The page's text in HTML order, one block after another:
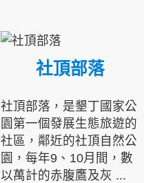
社頂部落
社頂部落，是墾丁國家公
園第一個發展生態旅遊的
社區，鄰近的社頂自然公
園，每年9、10月間，數
以萬計的赤腹鷹及灰 ...